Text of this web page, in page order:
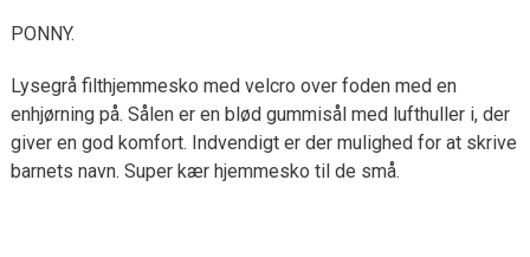
PONNY.
Lysegrå filthjemmesko med velcro over foden med en
enhjørning på. Sålen er en blød gummisål med lufthuller i, der
giver en god komfort. Indvendigt er der mulighed for at skrive
barnets navn. Super kær hjemmesko til de små.